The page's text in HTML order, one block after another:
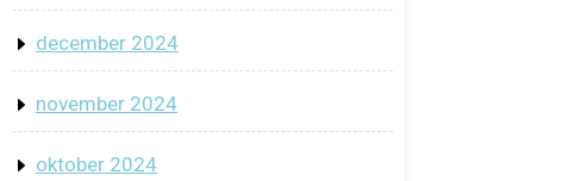
december 2024
november 2024
oktober 2024